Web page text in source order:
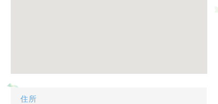
住所